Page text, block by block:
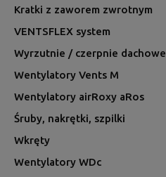
Kratki z zaworem zwrotnym
VENTSFLEX system
Wyrzutnie / czerpnie dachowe
Wentylatory Vents M
Wentylatory airRoxy aRos
Śruby, nakrętki, szpilki
Wkręty
Wentylatory WDc